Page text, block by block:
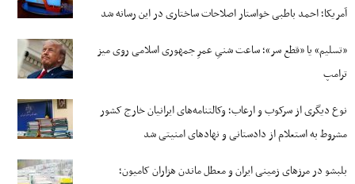
آمریکا؛ احمد باطبی خواستار اصلاحات ساختاری در این رسانه شد
«تسلیم» یا «قطع سر»؛ ساعت شنیِ عمرِ جمهوری اسلامی روی میز
ترامپ
نوع دیگری از سرکوب و ارعاب؛ وکالتنامه‌های ایرانیان خارج کشور
مشروط به استعلام از دادستانی و نهادهای امنیتی شد
بلبشو در مرزهای زمینی ایران و معطل ماندن هزاران کامیون؛